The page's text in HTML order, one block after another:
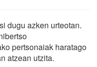
dugu azken urteotan.
pertsonaiak haratago
atzean utzita.